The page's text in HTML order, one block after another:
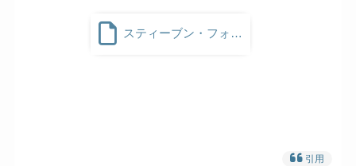
スティーブン・フォスター コード付け_2.0 -02 (1).cpr
引用